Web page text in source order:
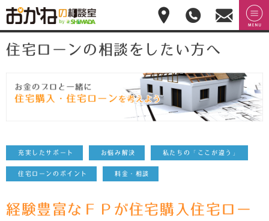
おかねの相談室 by
嶋田商事
談のご
予約・
せ
028-
908-
4143
17:00(土
日祝日
住宅ローンの相談をしたい方へ
充実したサポート お悩み解決 私たちの「ここが違う」
住宅ローンのポイント 料金・相談
経験豊富なＦＰが住宅購入住宅ロー